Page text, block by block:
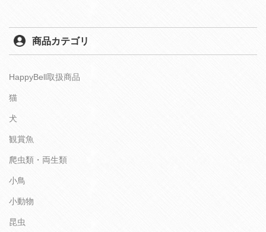
商品カテゴリ
HappyBell取扱商品
猫
犬
観賞魚
爬虫類・両生類
小鳥
小動物
昆虫